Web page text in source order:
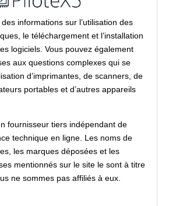
informations sur l’utilisation des
le téléchargement et l’installation
logiciels. Vous pouvez également
aux questions complexes qui se
d’imprimantes, de scanners, de
portables et d’autres appareils
fournisseur tiers indépendant de
technique en ligne. Les noms de
les marques déposées et les
mentionnés sur le site le sont à titre
ne sommes pas affiliés à eux.